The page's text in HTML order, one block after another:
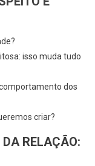
isso muda tudo
dos
criar?
RELAÇÃO: